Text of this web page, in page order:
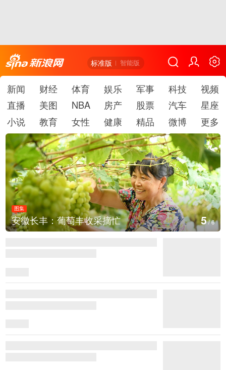
标准版 智能版
新闻 财经 体育 娱乐 军事 科技
视频
直播
美图 NBA 房产 股票 汽车
星座
小说
教育 女性 健康 精品 微博 更多
图集
湖北房县：路畅景美 6/6